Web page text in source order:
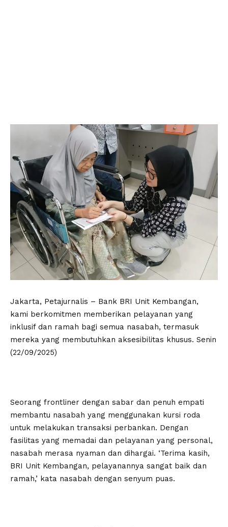
Jakarta, Petajurnalis – Bank BRI Unit Kembangan,
kami berkomitmen memberikan pelayanan yang
inklusif dan ramah bagi semua nasabah, termasuk
mereka yang membutuhkan aksesibilitas khusus. Senin
(22/09/2025)
Seorang frontliner dengan sabar dan penuh empati
membantu nasabah yang menggunakan kursi roda
untuk melakukan transaksi perbankan. Dengan
fasilitas yang memadai dan pelayanan yang personal,
nasabah merasa nyaman dan dihargai. ‘Terima kasih,
BRI Unit Kembangan, pelayanannya sangat baik dan
ramah,’ kata nasabah dengan senyum puas.